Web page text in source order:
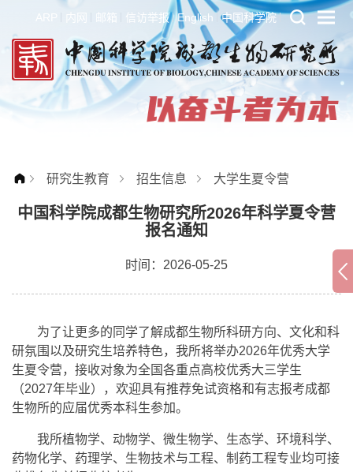
ARP 内网 邮箱 信访举报 English 中国科学院
研究生教育 招生信息 大学生夏令营
中国科学院成都生物研究所2026年科学夏令营
报名通知
时间：2026-05-25
为了让更多的同学了解成都生物所科研方向、文化和科
研氛围以及研究生培养特色，我所将举办2026年优秀大学
生夏令营，接收对象为全国各重点高校优秀大三学生
（2027年毕业），欢迎具有推荐免试资格和有志报考成都
生物所的应届优秀本科生参加。
我所植物学、动物学、微生物学、生态学、环境科学、
药物化学、药理学、生物技术与工程、制药工程专业均可接